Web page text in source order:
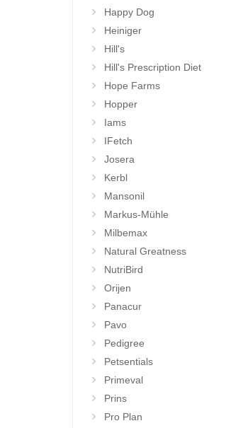
Happy Dog
Heiniger
Hill's
Hill's Prescription Diet
Hope Farms
Hopper
Iams
IFetch
Josera
Kerbl
Mansonil
Markus-Mühle
Milbemax
Natural Greatness
NutriBird
Orijen
Panacur
Pavo
Pedigree
Petsentials
Primeval
Prins
Pro Plan